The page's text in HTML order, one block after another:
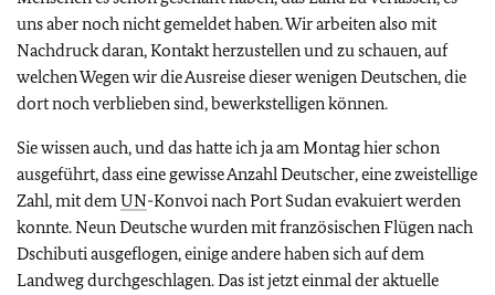
uns aber noch nicht gemeldet haben. Wir arbeiten also mit
Nachdruck daran, Kontakt herzustellen und zu schauen, auf
welchen Wegen wir die Ausreise dieser wenigen Deutschen, die
dort noch verblieben sind, bewerkstelligen können.
Sie wissen auch, und das hatte ich ja am Montag hier schon
ausgeführt, dass eine gewisse Anzahl Deutscher, eine zweistellige
Zahl, mit demUN-Konvoi nach Port Sudan evakuiert werden
konnte. Neun Deutsche wurden mit französischen Flügen nach
Dschibuti ausgeflogen, einige andere haben sich auf dem
Landweg durchgeschlagen. Das ist jetzt einmal der aktuelle